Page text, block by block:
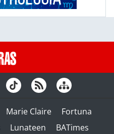
Marie Claire
Fortuna
Lunateen BATimes